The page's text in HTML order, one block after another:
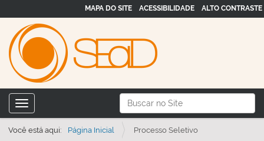
Busca
Busca Avançada…
MAPA DO SITE ACESSIBILIDADE ALTO CONTRASTE
Toggle navigation
Você está aqui: Página Inicial Processo Seletivo